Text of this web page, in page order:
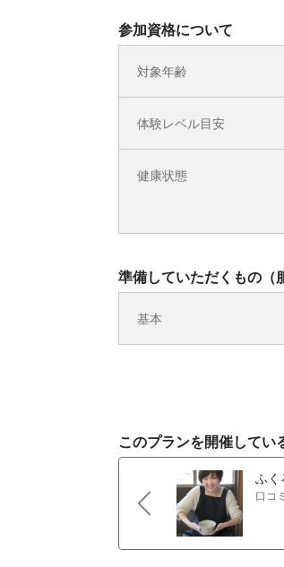
参加資格について
対象年齢
体験レベル目安
健康状態
準備していただくもの（
基本
このプランを開催してい
ふく
口コ